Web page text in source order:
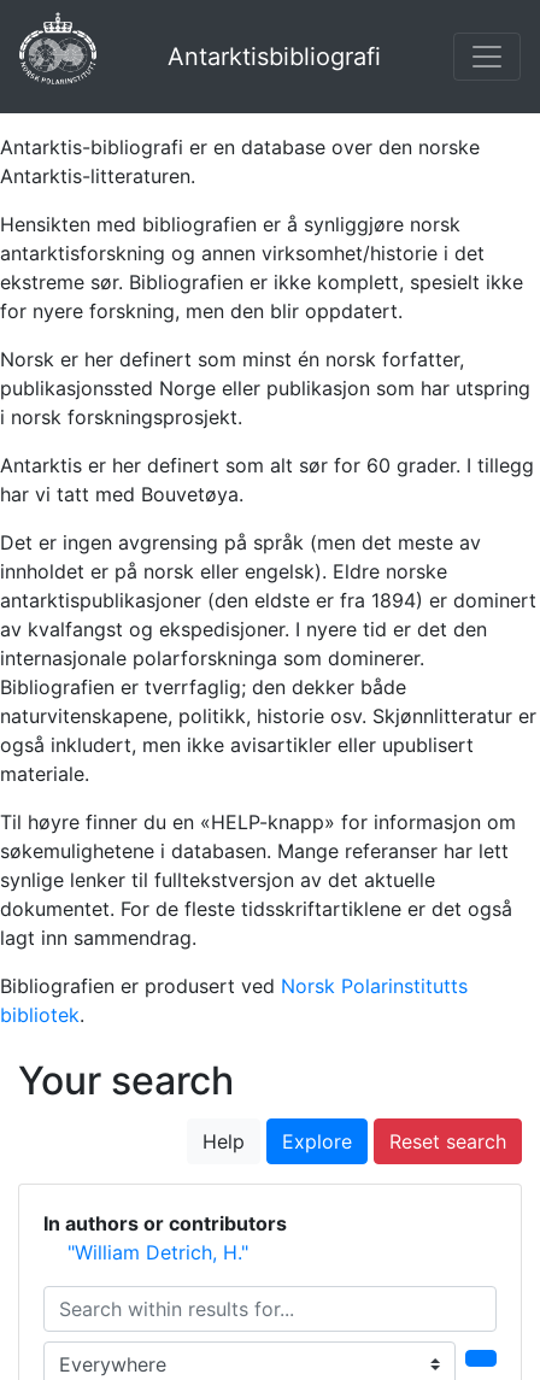
Antarktisbibliografi
Antarktis-bibliografi er en database over den norske
Antarktis-litteraturen.
Hensikten med bibliografien er å synliggjøre norsk
antarktisforskning og annen virksomhet/historie i det
ekstreme sør. Bibliografien er ikke komplett, spesielt ikke
for nyere forskning, men den blir oppdatert.
Norsk er her definert som minst én norsk forfatter,
publikasjonssted Norge eller publikasjon som har utspring
i norsk forskningsprosjekt.
Antarktis er her definert som alt sør for 60 grader. I tillegg
har vi tatt med Bouvetøya.
Det er ingen avgrensing på språk (men det meste av
innholdet er på norsk eller engelsk). Eldre norske
antarktispublikasjoner (den eldste er fra 1894) er dominert
av kvalfangst og ekspedisjoner. I nyere tid er det den
internasjonale polarforskninga som dominerer.
Bibliografien er tverrfaglig; den dekker både
naturvitenskapene, politikk, historie osv. Skjønnlitteratur er
også inkludert, men ikke avisartikler eller upublisert
materiale.
Til høyre finner du en «HELP-knapp» for informasjon om
søkemulighetene i databasen. Mange referanser har lett
synlige lenker til fulltekstversjon av det aktuelle
dokumentet. For de fleste tidsskriftartiklene er det også
lagt inn sammendrag.
Bibliografien er produsert ved Norsk Polarinstitutts
bibliotek.
Your search
Help Explore Reset search
In authors or contributors
"William Detrich, H."
Search within results for...
Search in...